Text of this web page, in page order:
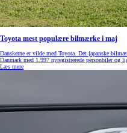
Toyota mest populære bilmærke i maj
Danskerne er vilde med Toyota. Det japanske
Danmark med 1.997 nyregistrerede personbiler og
Læs mere